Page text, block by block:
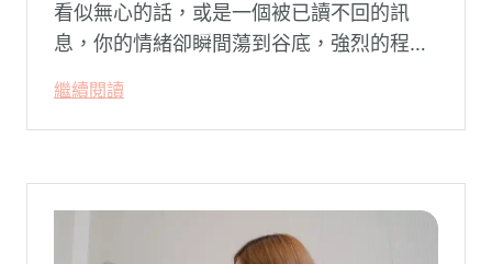
看似無心的話，或是一個被已讀不回的訊
息，你的情緒卻瞬間蕩到谷底，強烈的程度
怪：「事情真的有這麼嚴重嗎？」
繼續閱讀